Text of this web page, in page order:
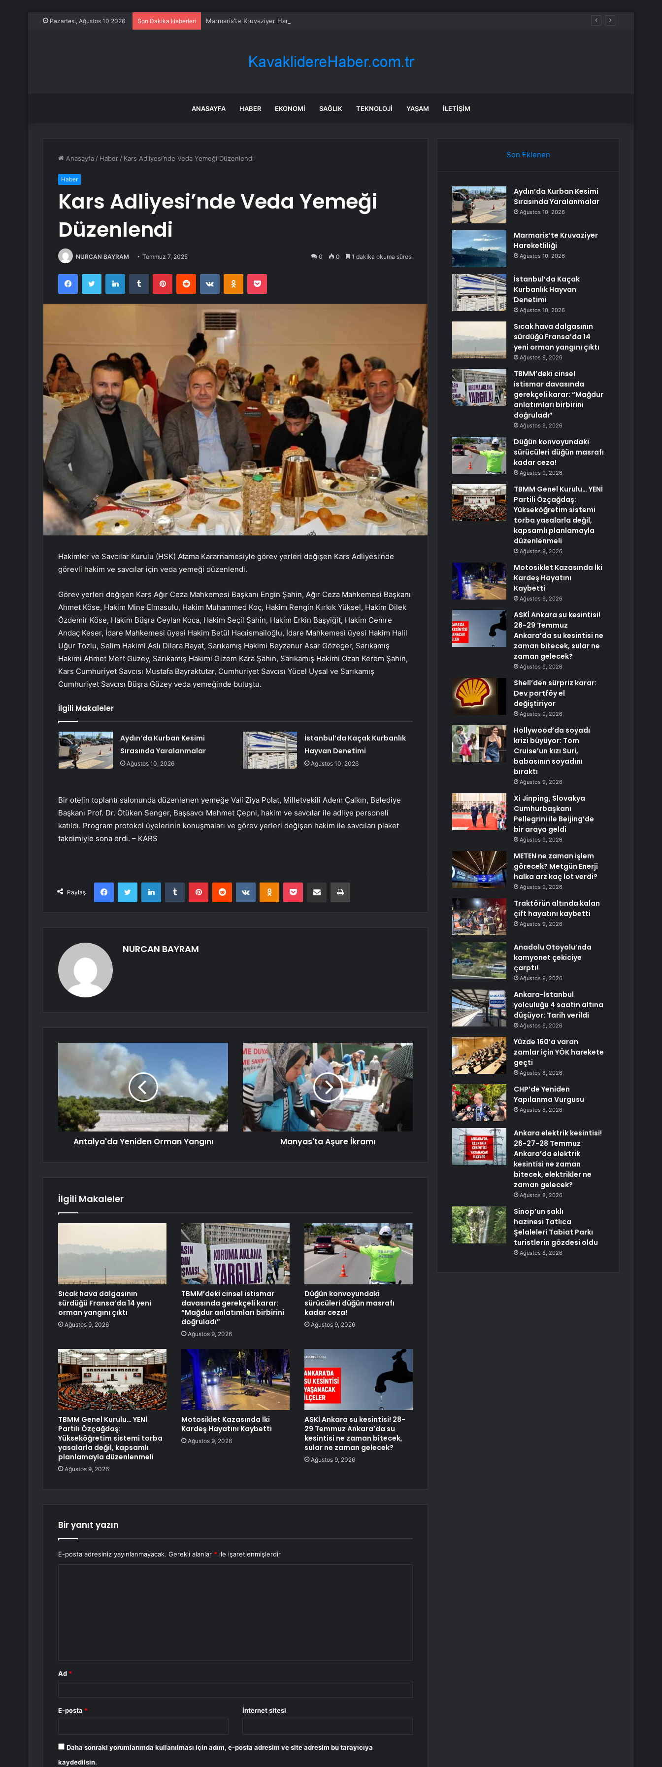
Pazartesi, Ağustos 10 2026 Son Dakika Haberleri Marmaris’te Kruvaziyer Hareketliliği
ANASAYFA HABER EKONOMI SAĞLIK TEKNOLOJI YAŞAM İLETIŞIM
Anasayfa / Haber / Kars Adliyesi’nde Veda Yemeği Düzenlendi
Haber
Kars Adliyesi’nde Veda Yemeği
Düzenlendi
NURCAN BAYRAM Temmuz 7, 2025 0 0 1 dakika okuma süresi
FacebookTwitter LinkedInTumblr PinterestReddit VKontakteOdnoklassniki
Pocket
Hakimler ve Savcılar Kurulu (HSK) Atama Kararnamesiyle görev yerleri değişen Kars Adliyesi’nde
görevli hakim ve savcılar için veda yemeği düzenlendi.
Görev yerleri değişen Kars Ağır Ceza Mahkemesi Başkanı Engin Şahin, Ağır Ceza Mahkemesi Başkanı
Ahmet Köse, Hakim Mine Elmasulu, Hakim Muhammed Koç, Hakim Rengin Kırkık Yüksel, Hakim Dilek
Özdemir Köse, Hakim Büşra Ceylan Koca, Hakim Seçil Şahin, Hakim Erkin Başyiğit, Hakim Cemre
Andaç Keser, İdare Mahkemesi üyesi Hakim Betül Hacıismailoğlu, İdare Mahkemesi üyesi Hakim Halil
Uğur Tozlu, Selim Hakimi Aslı Dilara Bayat, Sarıkamış Hakimi Beyzanur Asar Gözeger, Sarıkamış
Hakimi Ahmet Mert Güzey, Sarıkamış Hakimi Gizem Kara Şahin, Sarıkamış Hakimi Ozan Kerem Şahin,
Kars Cumhuriyet Savcısı Mustafa Bayraktutar, Cumhuriyet Savcısı Yücel Uysal ve Sarıkamış
Cumhuriyet Savcısı Büşra Güzey veda yemeğinde buluştu.
İlgili Makaleler
Aydın’da Kurban Kesimi
Sırasında Yaralanmalar
Ağustos 10, 2026
İstanbul’da Kaçak Kurbanlık
Hayvan Denetimi
Ağustos 10, 2026
Bir otelin toplantı salonunda düzenlenen yemeğe Vali Ziya Polat, Milletvekili Adem Çalkın, Belediye
Başkanı Prof. Dr. Ötüken Senger, Başsavcı Mehmet Çepni, hakim ve savcılar ile adliye personeli
katıldı. Program protokol üyelerinin konuşmaları ve görev yerleri değişen hakim ile savcıları plaket
takdimiyle sona erdi. – KARS
Paylaş
FacebookTwitter LinkedInTumblr PinterestReddit VKontakteOdnoklassniki
Pocket E-Posta ile paylaş Yazdır
NURCAN BAYRAM
Antalya'da Yeniden Orman Yangını Manyas'ta Aşure İkramı
İlgili Makaleler
Sıcak hava dalgasının
sürdüğü Fransa’da 14 yeni
orman yangını çıktı
Ağustos 9, 2026
TBMM’deki cinsel istismar
davasında gerekçeli karar:
“Mağdur anlatımları birbirini
doğruladı”
Ağustos 9, 2026
Düğün konvoyundaki
sürücüleri düğün masrafı
kadar ceza!
Ağustos 9, 2026
TBMM Genel Kurulu… YENİ
Partili Özçağdaş:
Yükseköğretim sistemi torba
yasalarla değil, kapsamlı
planlamayla düzenlenmeli
Ağustos 9, 2026
Motosiklet Kazasında İki
Kardeş Hayatını Kaybetti
Ağustos 9, 2026
ASKİ Ankara su kesintisi! 28-
29 Temmuz Ankara’da su
kesintisi ne zaman bitecek,
sular ne zaman gelecek?
Ağustos 9, 2026
Bir yanıt yazın
E-posta adresiniz yayınlanmayacak. Gerekli alanlar * ile işaretlenmişlerdir
Ad *
E-posta * İnternet sitesi
Daha sonraki yorumlarımda kullanılması için adım, e-posta adresim ve site adresim bu tarayıcıya
kaydedilsin.
Son Eklenen
Aydın’da Kurban Kesimi
Sırasında Yaralanmalar
Ağustos 10, 2026
Marmaris’te Kruvaziyer
Hareketliliği
Ağustos 10, 2026
İstanbul’da Kaçak
Kurbanlık Hayvan
Denetimi
Ağustos 10, 2026
Sıcak hava dalgasının
sürdüğü Fransa’da 14
yeni orman yangını çıktı
Ağustos 9, 2026
TBMM’deki cinsel
istismar davasında
gerekçeli karar: “Mağdur
anlatımları birbirini
doğruladı”
Ağustos 9, 2026
Düğün konvoyundaki
sürücüleri düğün masrafı
kadar ceza!
Ağustos 9, 2026
TBMM Genel Kurulu… YENİ
Partili Özçağdaş:
Yükseköğretim sistemi
torba yasalarla değil,
kapsamlı planlamayla
düzenlenmeli
Ağustos 9, 2026
Motosiklet Kazasında İki
Kardeş Hayatını
Kaybetti
Ağustos 9, 2026
ASKİ Ankara su kesintisi!
28-29 Temmuz
Ankara’da su kesintisi ne
zaman bitecek, sular ne
zaman gelecek?
Ağustos 9, 2026
Shell’den sürpriz karar:
Dev portföy el
değiştiriyor
Ağustos 9, 2026
Hollywood’da soyadı
krizi büyüyor: Tom
Cruise’un kızı Suri,
babasının soyadını
bıraktı
Ağustos 9, 2026
Xi Jinping, Slovakya
Cumhurbaşkanı
Pellegrini ile Beijing’de
bir araya geldi
Ağustos 9, 2026
METEN ne zaman işlem
görecek? Metgün Enerji
halka arz kaç lot verdi?
Ağustos 9, 2026
Traktörün altında kalan
çift hayatını kaybetti
Ağustos 9, 2026
Anadolu Otoyolu’nda
kamyonet çekiciye
çarptı!
Ağustos 9, 2026
Ankara-İstanbul
yolculuğu 4 saatin altına
düşüyor: Tarih verildi
Ağustos 9, 2026
Yüzde 160’a varan
zamlar için YÖK harekete
geçti
Ağustos 8, 2026
CHP’de Yeniden
Yapılanma Vurgusu
Ağustos 8, 2026
Ankara elektrik kesintisi!
26-27-28 Temmuz
Ankara’da elektrik
kesintisi ne zaman
bitecek, elektrikler ne
zaman gelecek?
Ağustos 8, 2026
Sinop’un saklı
hazinesi Tatlıca
Şelaleleri Tabiat Parkı
turistlerin gözdesi oldu
Ağustos 8, 2026